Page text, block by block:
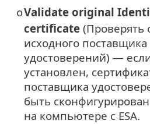
oValidate original
certificate (Проверять
исходного поставщика
удостоверений) —
установлен,
поставщика
быть
на компьютере с ESA.